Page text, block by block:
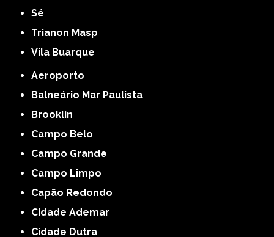
Sé
Trianon Masp
Vila Buarque
Aeroporto
Balneário Mar Paulista
Brooklin
Campo Belo
Campo Grande
Campo Limpo
Capão Redondo
Cidade Ademar
Cidade Dutra